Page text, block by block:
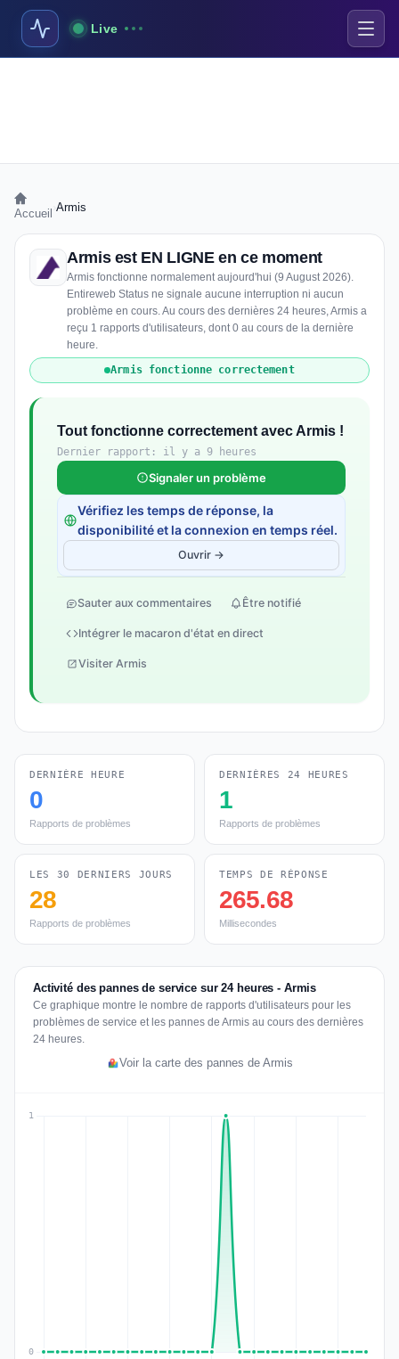
Live
Accueil Armis
Armis est EN LIGNE en ce moment
Armis fonctionne normalement aujourd'hui (9 August 2026).
Entireweb Status ne signale aucune interruption ni aucun
problème en cours. Au cours des dernières 24 heures, Armis a
reçu 1 rapports d'utilisateurs, dont 0 au cours de la dernière
heure.
Armis fonctionne correctement
Tout fonctionne correctement avec Armis !
Dernier rapport: il y a 9 heures
Signaler un problème
Vérifiez les temps de réponse, la
disponibilité et la connexion en temps réel.
Ouvrir →
Sauter aux commentaires Être notifié
Intégrer le macaron d'état en direct
Visiter Armis
DERNIÈRE HEURE
0
Rapports de problèmes
DERNIÈRES 24 HEURES
1
Rapports de problèmes
LES 30 DERNIERS JOURS
28
Rapports de problèmes
TEMPS DE RÉPONSE
265.68
Millisecondes
Activité des pannes de service sur 24 heures - Armis
Ce graphique montre le nombre de rapports d'utilisateurs pour les
problèmes de service et les pannes de Armis au cours des dernières
24 heures.
Voir la carte des pannes de Armis